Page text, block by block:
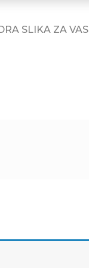
SLIKA ZA VAS